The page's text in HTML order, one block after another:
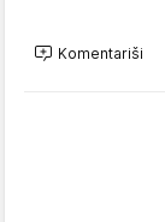
Komentariši